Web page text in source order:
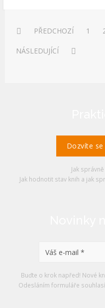
PŘEDCHOZÍ 1
NÁSLEDUJÍCÍ
Dozvíte
Jak
Jak hodnotit stav knih a jak
Buďte o krok napřed! Nové
Odesláním formuláře